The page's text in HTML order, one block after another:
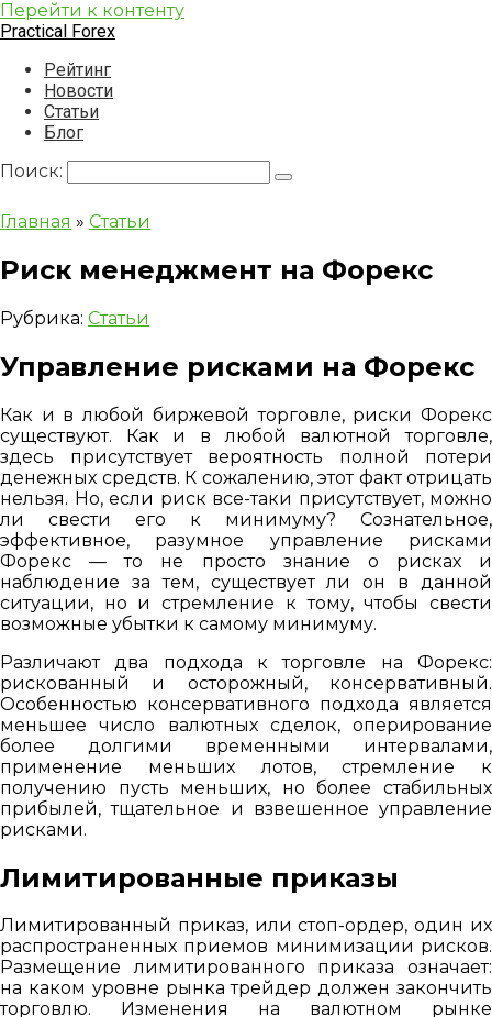
Перейти к контенту
Practical Forex
Рейтинг
Новости
Статьи
Блог
Поиск:
Главная » Статьи
Риск менеджмент на Форекс
Рубрика: Статьи
Управление рисками на Форекс
Как и в любой биржевой торговле, риски Форекс
существуют. Как и в любой валютной торговле,
здесь присутствует вероятность полной потери
денежных средств. К сожалению, этот факт отрицать
нельзя. Но, если риск все-таки присутствует, можно
ли свести его к минимуму? Сознательное,
эффективное, разумное управление рисками
Форекс — то не просто знание о рисках и
наблюдение за тем, существует ли он в данной
ситуации, но и стремление к тому, чтобы свести
возможные убытки к самому минимуму.
Различают два подхода к торговле на Форекс:
рискованный и осторожный, консервативный.
Особенностью консервативного подхода является
меньшее число валютных сделок, оперирование
более долгими временными интервалами,
применение меньших лотов, стремление к
получению пусть меньших, но более стабильных
прибылей, тщательное и взвешенное управление
рисками.
Лимитированные приказы
Лимитированный приказ, или стоп-ордер, один их
распространенных приемов минимизации рисков.
Размещение лимитированного приказа означает:
на каком уровне рынка трейдер должен закончить
торговлю. Изменения на валютном рынке